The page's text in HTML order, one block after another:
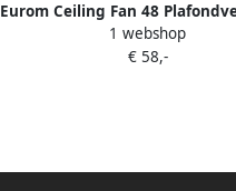
Eurom Ceiling Fan 48
65W 122cm 385250
1 webshop
€ 58,-